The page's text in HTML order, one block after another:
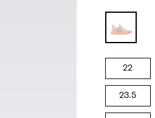
22
23.5